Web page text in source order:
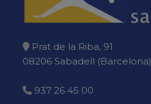
Prat de la Riba, 91
08206 Sabadell (Barcelona)
937 26 45 00